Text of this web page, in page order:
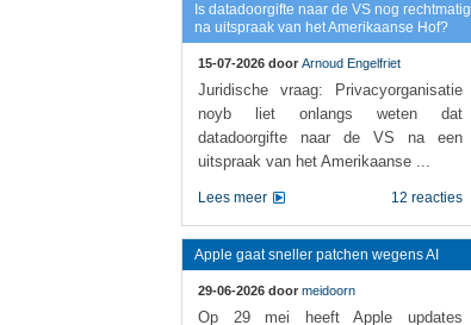
Is datadoorgifte naar de VS nog rechtmatig
na uitspraak van het Amerikaanse Hof?
15-07-2026 door Arnoud Engelfriet
Juridische vraag: Privacyorganisatie
noyb liet onlangs weten dat
datadoorgifte naar de VS na een
uitspraak van het Amerikaanse ...
12 reacties
Lees meer
Apple gaat sneller patchen wegens AI
29-06-2026 door meidoorn
Op 29 mei heeft Apple updates